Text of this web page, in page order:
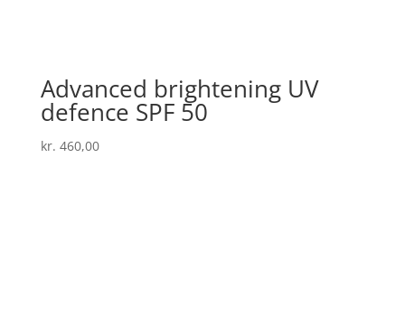
Advanced brightening UV
defence SPF 50
kr. 460,00